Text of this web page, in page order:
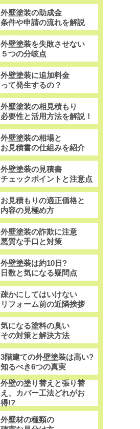
外壁塗装の助成金
条件や申請の流れを解説
外壁塗装を失敗させない
５つの分岐点
外壁塗装に追加料金
って発生するの？
外壁塗装の相見積もり
必要性と活用方法を解説！
外壁塗装の相場と
お見積書の仕組みを紹介
外壁塗装の見積書
チェックポイントと注意点
お見積もりの適正価格と
内容の見極め方
外壁塗装の詐欺に注意
悪質な手口と対策
外壁塗装は約10日?
日数と気になる疑問点
疎かにしてはいけない
リフォーム前の近隣挨拶
気になる塗料の臭い
その対策と解決方法
3階建ての外壁塗装は高い?
知るべき6つの真実
外壁の塗り替えと張り替
え、カバー工法どれがお
得!?
外壁材の種類の